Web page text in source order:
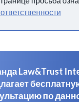
Law&Trust
по